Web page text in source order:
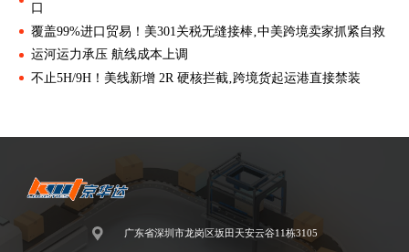
口
覆盖99%进口贸易！美301关税无缝接棒‚中美跨境卖家抓紧自救
运河运力承压 航线成本上调
不止5H/9H！美线新增 2R 硬核拦截‚跨境货起运港直接禁装
广东省深圳市龙岗区坂田天安云谷11栋3105